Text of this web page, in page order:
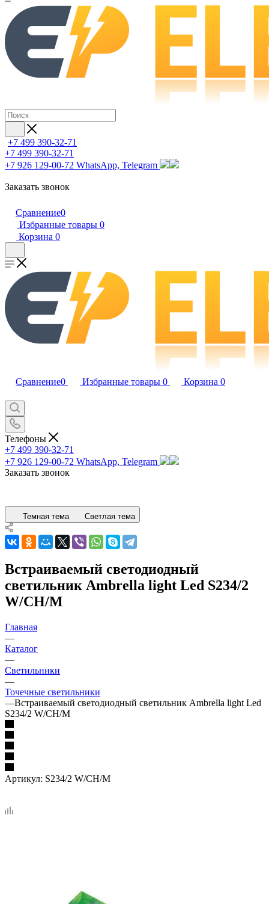
+7 499 390-32-71
+7 499 390-32-71
+7 926 129-00-72 WhatsApp, Telegram
Заказать звонок
Сравнение0
Избранные товары 0
Корзина 0
Сравнение0 Избранные товары 0 Корзина 0
Телефоны
+7 499 390-32-71
+7 926 129-00-72 WhatsApp, Telegram
Заказать звонок
Темная тема Светлая тема
Встраиваемый светодиодный
светильник Ambrella light Led S234/2
W/CH/M
Главная
—
Каталог
—
Светильники
—
Точечные светильники
—Встраиваемый светодиодный светильник Ambrella light Led
S234/2 W/CH/M
Артикул: S234/2 W/CH/M